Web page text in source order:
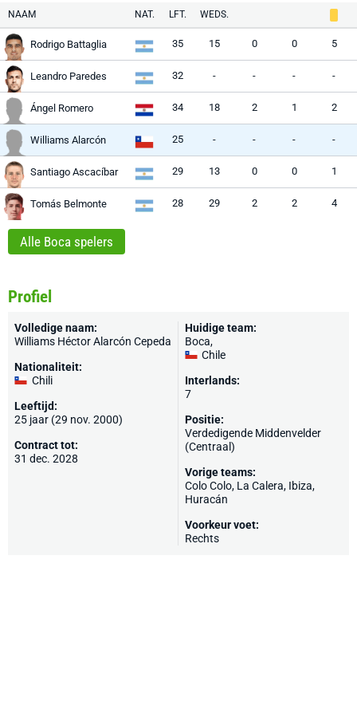
NAAM NAT. LFT. WEDS.
Rodrigo Battaglia 35 15 0 0 5
Leandro Paredes 32 - - - -
Ángel Romero 34 18 2 1 2
Williams Alarcón 25 - - - -
Santiago Ascacíbar 29 13 0 0 1
Tomás Belmonte 28 29 2 2 4
Alle Boca spelers
Profiel
Volledige naam:
Williams Héctor Alarcón Cepeda
Nationaliteit:
Chili
Leeftijd:
25 jaar (29 nov. 2000)
Contract tot:
31 dec. 2028
Huidige team:
Boca,
Chile
Interlands:
7
Positie:
Verdedigende Middenvelder
(Centraal)
Vorige teams:
Colo Colo, La Calera, Ibiza,
Huracán
Voorkeur voet:
Rechts